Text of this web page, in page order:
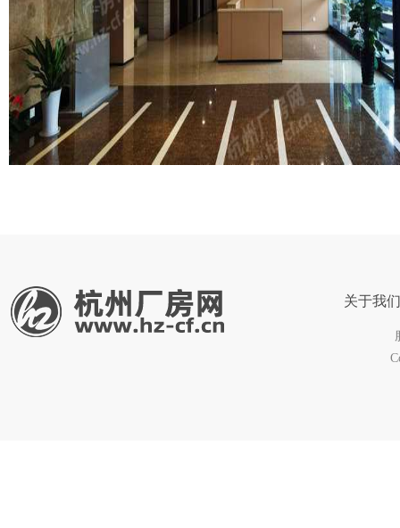
关于我们